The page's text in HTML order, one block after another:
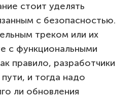
стоит уделять
с безопасностью.
треком или их
с функциональными
правило, разработчики
и тогда надо
ли обновления